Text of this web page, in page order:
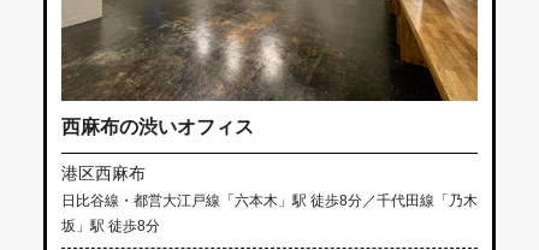
西麻布の渋いオフィス
港区西麻布
日比谷線・都営大江戸線「六本木」駅 徒歩8分／千代田線「乃木
坂」駅 徒歩8分